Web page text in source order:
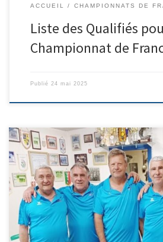
ACCUEIL CHAMPIONNATS DE
Liste des Qualifiés
Championnat de
Publié 24 mai 2025
Vétérans Occitanie équipe SOLER
championnat de France Délégué Jean